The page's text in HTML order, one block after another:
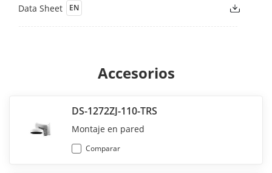
Data Sheet EN
Accesorios
DS-1272ZJ-110-TRS
Montaje en pared
Comparar